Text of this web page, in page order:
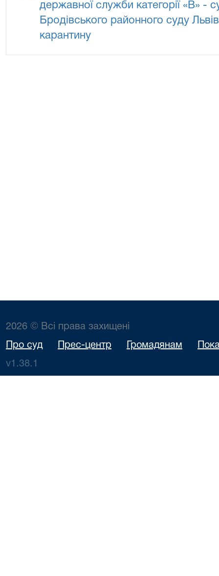
державної служби категорії «В» -
Бродівського районного суду
карантину
2026 © Всі права захищені
Про суд Прес-центр Громадянам
v1.38.1